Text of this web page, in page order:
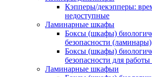
Кэпперы/декэпперы:
недоступные
Ламинарные шкафы
Боксы (шкафы)
безопасности (ламинары)
Боксы (шкафы)
безопасности для
Ламинарные шкафыи